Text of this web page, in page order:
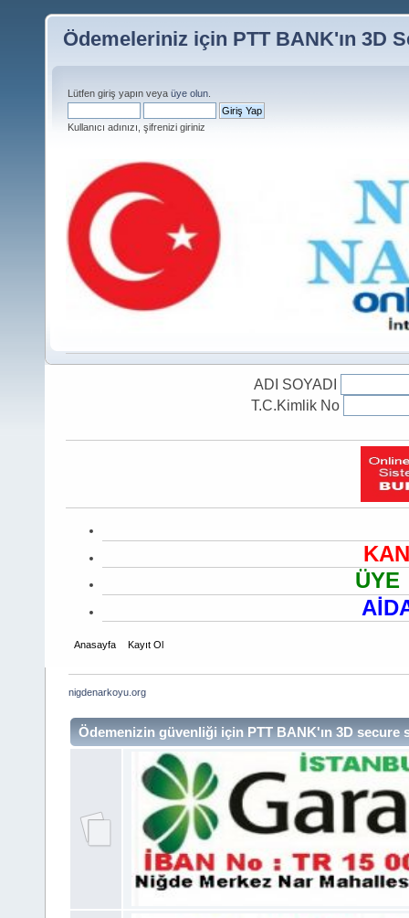
Ödemeleriniz için PTT BANK'ın 3D
Lütfen giriş yapın veya üye olun
Kullanıcı adınızı, şifrenizi giriniz
ADI SOYADI
T.C.Kimlik No
ÜYE
Anasayfa Kayıt Ol
nigdenarkoyu.org
Ödemenizin güvenliği için PTT BANK'ın 3D secure